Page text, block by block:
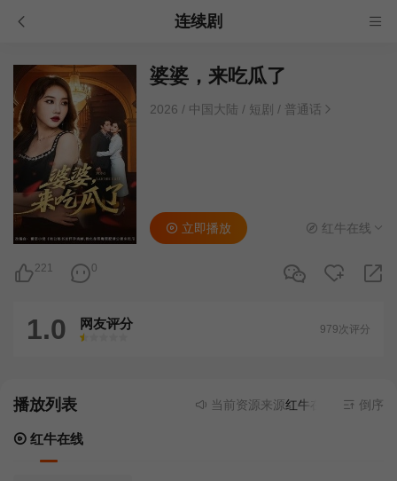
连续剧
婆婆，来吃瓜了
2026 / 中国大陆 / 短剧 / 普通话
221 0
立即播放 红牛在线
1.0 网友评分
很差
较差还行推荐力荐
979次评分
播放列表 当前资源来源红牛在线 - 无需安装
倒序
红牛在线